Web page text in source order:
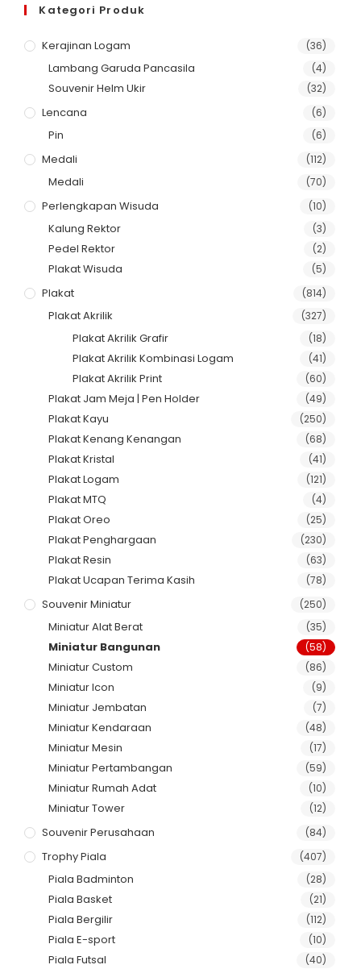
Kategori Produk
Kerajinan Logam (36)
Lambang Garuda Pancasila (4)
Souvenir Helm Ukir (32)
Lencana (6)
Pin (6)
Medali (112)
Medali (70)
Perlengkapan Wisuda (10)
Kalung Rektor (3)
Pedel Rektor (2)
Plakat Wisuda (5)
Plakat (814)
Plakat Akrilik (327)
Plakat Akrilik Grafir (18)
Plakat Akrilik Kombinasi Logam (41)
Plakat Akrilik Print (60)
Plakat Jam Meja | Pen Holder (49)
Plakat Kayu (250)
Plakat Kenang Kenangan (68)
Plakat Kristal (41)
Plakat Logam (121)
Plakat MTQ (4)
Plakat Oreo (25)
Plakat Penghargaan (230)
Plakat Resin (63)
Plakat Ucapan Terima Kasih (78)
Souvenir Miniatur (250)
Miniatur Alat Berat (35)
Miniatur Bangunan (58)
Miniatur Custom (86)
Miniatur Icon (9)
Miniatur Jembatan (7)
Miniatur Kendaraan (48)
Miniatur Mesin (17)
Miniatur Pertambangan (59)
Miniatur Rumah Adat (10)
Miniatur Tower (12)
Souvenir Perusahaan (84)
Trophy Piala (407)
Piala Badminton (28)
Piala Basket (21)
Piala Bergilir (112)
Piala E-sport (10)
Piala Futsal (40)